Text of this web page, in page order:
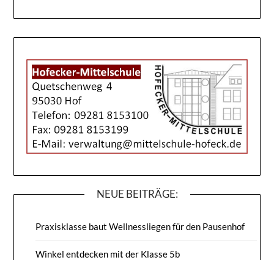
NEUE BEITRÄGE:
Praxisklasse baut Wellnessliegen für den Pausenhof
Winkel entdecken mit der Klasse 5b